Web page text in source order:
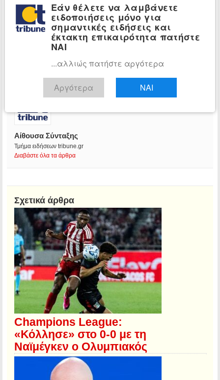
Αίθουσα Σύνταξης
Τμήμα ειδήσεων tribune.gr
Διαβάστε όλα τα άρθρα
Σχετικά άρθρα
Champions League:
«Κόλλησε» στο 0-0 με τη
Ναϊμέγκεν ο Ολυμπιακός
Εάν θέλετε να λαμβάνετε
ειδοποιήσεις μόνο για
σημαντικές ειδήσεις και
έκτακτη επικαιρότητα πατήστε
ΝΑΙ
...αλλιώς πατήστε αργότερα
Αργότερα ΝΑΙ